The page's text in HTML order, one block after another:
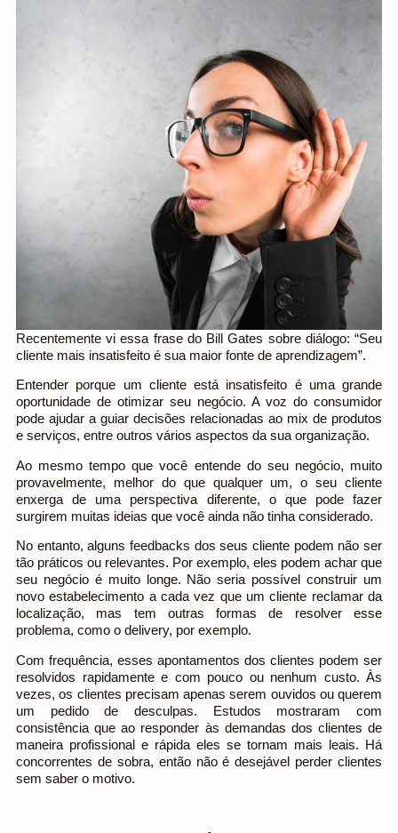
Recentemente vi essa frase do Bill Gates sobre diálogo: “Seu
cliente mais insatisfeito é sua maior fonte de aprendizagem”.
Entender porque um cliente está insatisfeito é uma grande
oportunidade de otimizar seu negócio. A voz do consumidor
pode ajudar a guiar decisões relacionadas ao mix de produtos
e serviços, entre outros vários aspectos da sua organização.
Ao mesmo tempo que você entende do seu negócio, muito
provavelmente, melhor do que qualquer um, o seu cliente
enxerga de uma perspectiva diferente, o que pode fazer
surgirem muitas ideias que você ainda não tinha considerado.
No entanto, alguns feedbacks dos seus cliente podem não ser
tão práticos ou relevantes. Por exemplo, eles podem achar que
seu negócio é muito longe. Não seria possível construir um
novo estabelecimento a cada vez que um cliente reclamar da
localização, mas tem outras formas de resolver esse
problema, como o delivery, por exemplo.
Com frequência, esses apontamentos dos clientes podem ser
resolvidos rapidamente e com pouco ou nenhum custo. Às
vezes, os clientes precisam apenas serem ouvidos ou querem
um pedido de desculpas. Estudos mostraram com
consistência que ao responder às demandas dos clientes de
maneira profissional e rápida eles se tornam mais leais. Há
concorrentes de sobra, então não é desejável perder clientes
sem saber o motivo.